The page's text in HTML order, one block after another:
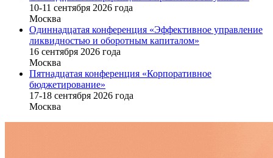
10-11 сентября 2026 года
Москва
Одиннадцатая конференция «Эффективное управление
ликвидностью и оборотным капиталом»
16 cентября 2026 года
Москва
Пятнадцатая конференция «Корпоративное
бюджетирование»
17-18 сентября 2026 года
Москва